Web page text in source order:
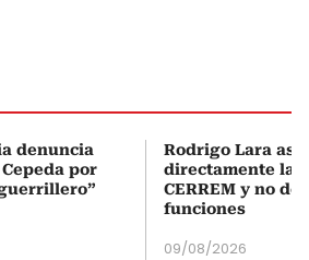
denuncia
por
Rodrigo Lara
directamente la
CERREM y no
funciones
09/08/2026